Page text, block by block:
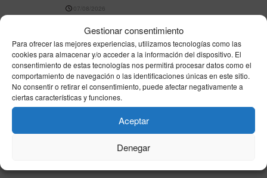
Gestionar consentimiento
Para ofrecer las mejores experiencias, utilizamos tecnologías como las
cookies para almacenar y/o acceder a la información del dispositivo. El
consentimiento de estas tecnologías nos permitirá procesar datos como el
comportamiento de navegación o las identificaciones únicas en este sitio.
No consentir o retirar el consentimiento, puede afectar negativamente a
ciertas características y funciones.
Aceptar
Denegar
07/08/2026
España se parte en dos este viernes: hasta 41
grados en el sur mientras el norte esquiva el
calor extremo
07/08/2026
VER MÁS